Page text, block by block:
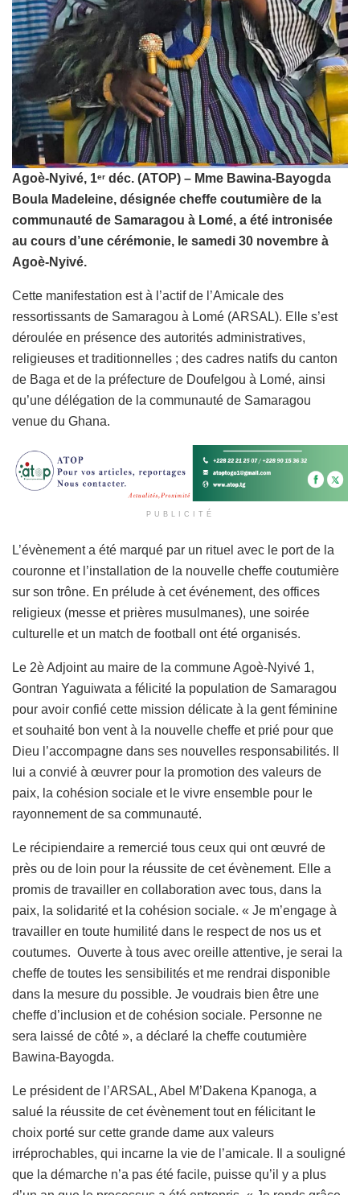
Agoè-Nyivé, 1er déc. (ATOP) – Mme Bawina-Bayogda
Boula Madeleine, désignée cheffe coutumière de la
communauté de Samaragou à Lomé, a été intronisée
au cours d’une cérémonie, le samedi 30 novembre à
Agoè-Nyivé.
Cette manifestation est à l’actif de l’Amicale des
ressortissants de Samaragou à Lomé (ARSAL). Elle s’est
déroulée en présence des autorités administratives,
religieuses et traditionnelles ; des cadres natifs du canton
de Baga et de la préfecture de Doufelgou à Lomé, ainsi
qu’une délégation de la communauté de Samaragou
venue du Ghana.
PUBLICITÉ
L’évènement a été marqué par un rituel avec le port de la
couronne et l’installation de la nouvelle cheffe coutumière
sur son trône. En prélude à cet événement, des offices
religieux (messe et prières musulmanes), une soirée
culturelle et un match de football ont été organisés.
Le 2è Adjoint au maire de la commune Agoè-Nyivé 1,
Gontran Yaguiwata a félicité la population de Samaragou
pour avoir confié cette mission délicate à la gent féminine
et souhaité bon vent à la nouvelle cheffe et prié pour que
Dieu l’accompagne dans ses nouvelles responsabilités. Il
lui a convié à œuvrer pour la promotion des valeurs de
paix, la cohésion sociale et le vivre ensemble pour le
rayonnement de sa communauté.
Le récipiendaire a remercié tous ceux qui ont œuvré de
près ou de loin pour la réussite de cet évènement. Elle a
promis de travailler en collaboration avec tous, dans la
paix, la solidarité et la cohésion sociale. « Je m’engage à
travailler en toute humilité dans le respect de nos us et
coutumes. Ouverte à tous avec oreille attentive, je serai la
cheffe de toutes les sensibilités et me rendrai disponible
dans la mesure du possible. Je voudrais bien être une
cheffe d’inclusion et de cohésion sociale. Personne ne
sera laissé de côté », a déclaré la cheffe coutumière
Bawina-Bayogda.
Le président de l’ARSAL, Abel M’Dakena Kpanoga, a
salué la réussite de cet évènement tout en félicitant le
choix porté sur cette grande dame aux valeurs
irréprochables, qui incarne la vie de l’amicale. Il a souligné
que la démarche n’a pas été facile, puisse qu’il y a plus